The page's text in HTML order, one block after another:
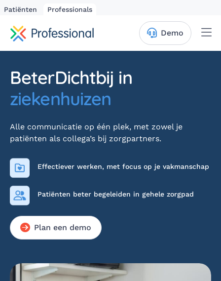
Patiënten Professionals
Demo
BeterDichtbij in
ziekenhuizen
Alle communicatie op één plek, met zowel je
patiënten als collega’s bij zorgpartners.
Effectiever werken, met focus op je vakmanschap
Patiënten beter begeleiden in gehele zorgpad
Plan een demo